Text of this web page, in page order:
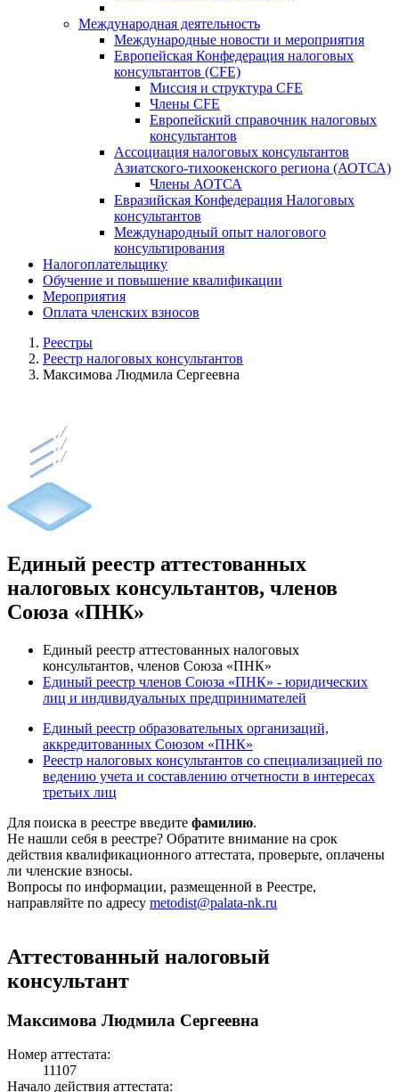
Международная деятельность
Международные новости и мероприятия
Европейская Конфедерация налоговых
консультантов (CFE)
Миссия и структура CFE
Члены CFE
Европейский справочник налоговых
консультантов
Ассоциация налоговых консультантов
Азиатского-тихоокенского региона (АОТСА)
Члены АОТСА
Евразийская Конфедерация Налоговых
консультантов
Международный опыт налогового
консультирования
Налогоплательщику
Обучение и повышение квалификации
Мероприятия
Оплата членских взносов
Реестры
Реестр налоговых консультантов
Максимова Людмила Сергеевна
Единый реестр аттестованных
налоговых консультантов, членов
Союза «ПНК»
Единый реестр аттестованных налоговых
консультантов, членов Союза «ПНК»
Единый реестр членов Союза «ПНК» - юридических
лиц и индивидуальных предпринимателей
Единый реестр образовательных организаций,
аккредитованных Союзом «ПНК»
Реестр налоговых консультантов со специализацией по
ведению учета и составлению отчетности в интересах
третьих лиц
Для поиска в реестре введите фамилию.
Не нашли себя в реестре? Обратите внимание на срок
действия квалификационного аттестата, проверьте, оплачены
ли членские взносы.
Вопросы по информации, размещенной в Реестре,
направляйте по адресу metodist@palata-nk.ru
Аттестованный налоговый
консультант
Максимова Людмила Сергеевна
Номер аттестата:
11107
Начало действия аттестата: